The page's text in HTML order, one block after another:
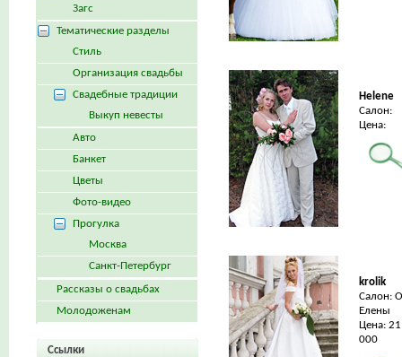
Helene
Салон:
Цена:
krolik
Салон:
Елены
Цена: 21
000
Загс
Тематические разделы
Стиль
Организация свадьбы
Свадебные традиции
Выкуп невесты
Авто
Банкет
Цветы
Фото-видео
Прогулка
Москва
Санкт-Петербург
Рассказы о свадьбах
Молодоженам
Ссылки